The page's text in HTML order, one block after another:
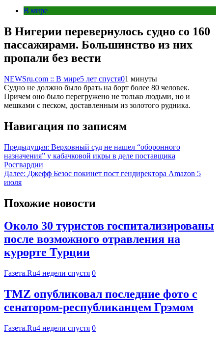
В мире
В Нигерии перевернулось судно со 160
пассажирами. Большинство из них
пропали без вести
NEWSru.com :: В мире5 лет спустя01 минуты
Судно не должно было брать на борт более 80 человек.
Причем оно было перегружено не только людьми, но и
мешками с песком, доставленным из золотого рудника.
Навигация по записям
Предыдущая: Верховный суд не нашел “оборонного
назначения” у кабачковой икры в деле поставщика
Росгвардии
Далее: Джефф Безос покинет пост гендиректора Amazon 5
июля
Похожие новости
Около 30 туристов госпитализированы
после возможного отравления на
курорте Турции
Газета.Ru4 недели спустя 0
TMZ опубликовал последние фото с
сенатором-республиканцем Грэмом
Газета.Ru4 недели спустя 0